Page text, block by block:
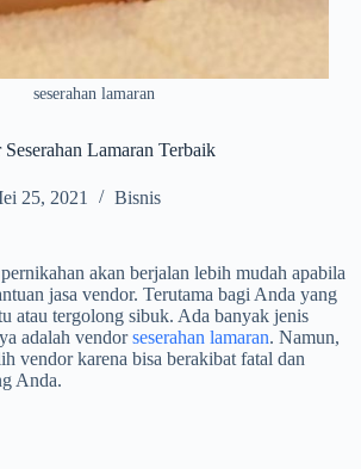
seserahan lamaran
Lamaran Terbaik
25, 2021 Bisnis
akan berjalan lebih mudah apabila
jasa vendor. Terutama bagi Anda yang
atau tergolong sibuk. Ada banyak jenis
adalah vendorseserahan lamaran. Namun,
vendor karena bisa berakibat fatal dan
Anda.